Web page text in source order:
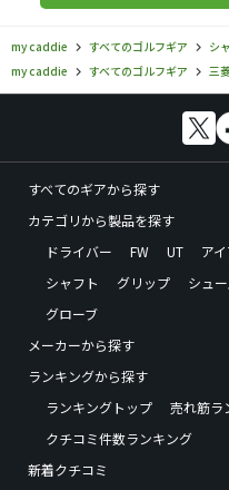
my caddie すべてのゴルフギア シ
my caddie
すべてのゴルフギア 三
すべてのギアから探す
カテゴリから製品を探す
ドライバー
FW UT ア
シャフト
グリップ シュ
グローブ
メーカーから探す
ランキングから探す
ランキングトップ
売れ筋ラ
クチコミ件数ランキング
新着クチコミ